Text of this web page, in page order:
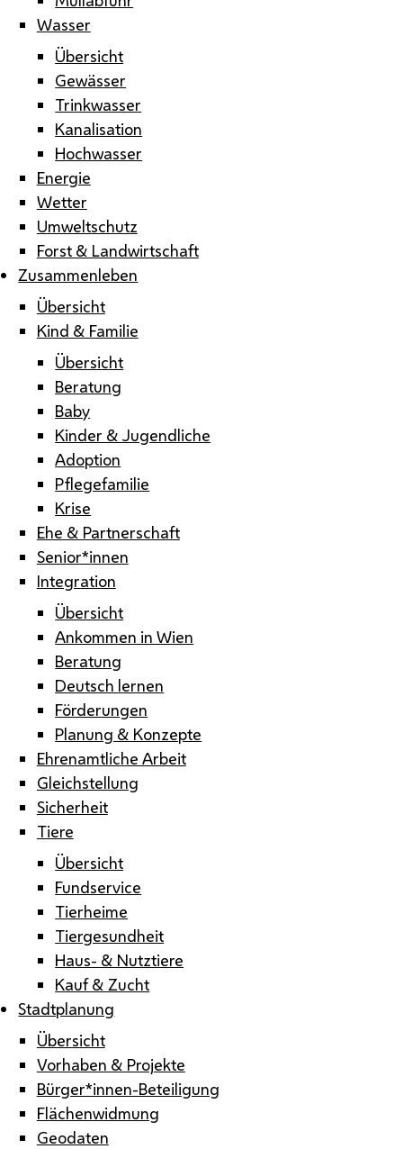
Wasser
Übersicht
Gewässer
Trinkwasser
Kanalisation
Hochwasser
Energie
Wetter
Umweltschutz
Forst & Landwirtschaft
Zusammenleben
Übersicht
Kind & Familie
Übersicht
Beratung
Baby
Kinder & Jugendliche
Adoption
Pflegefamilie
Krise
Ehe & Partnerschaft
Senior*innen
Integration
Übersicht
Ankommen in Wien
Beratung
Deutsch lernen
Förderungen
Planung & Konzepte
Ehrenamtliche Arbeit
Gleichstellung
Sicherheit
Tiere
Übersicht
Fundservice
Tierheime
Tiergesundheit
Haus- & Nutztiere
Kauf & Zucht
Stadtplanung
Übersicht
Vorhaben & Projekte
Bürger*innen-Beteiligung
Flächenwidmung
Geodaten